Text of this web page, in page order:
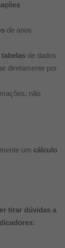
de anos
tabelas de dados
diretamente por
não
um cálculo
tirar dúvidas a